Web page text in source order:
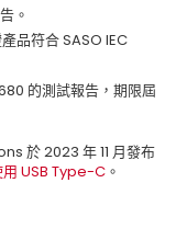
。
品符合 SASO IEC
的測試報告，期限屆
於 2023 年 11 月發布
USB Type-C 。